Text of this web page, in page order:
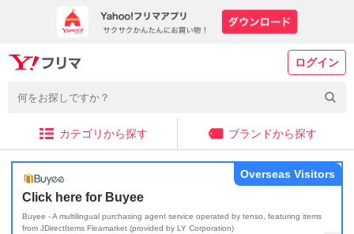
ログイン
カテゴリから探す ブランドから探す
Click here for Buyee
Buyee - A multilingual purchasing agent service operated by tenso, featuring items
from JDirectItems Fleamarket (provided by LY Corporation)
Overseas Visitors